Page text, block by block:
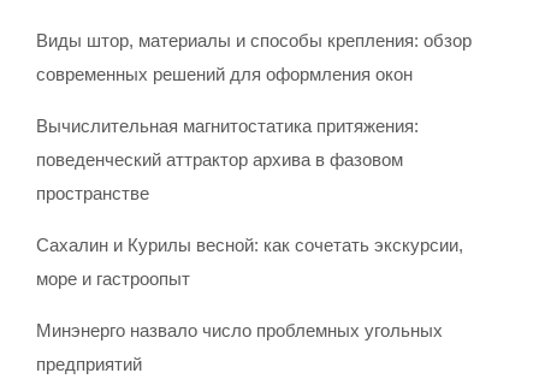
Виды штор, материалы и способы крепления: обзор
современных решений для оформления окон
Вычислительная магнитостатика притяжения:
поведенческий аттрактор архива в фазовом
пространстве
Сахалин и Курилы весной: как сочетать экскурсии,
море и гастроопыт
Минэнерго назвало число проблемных угольных
предприятий